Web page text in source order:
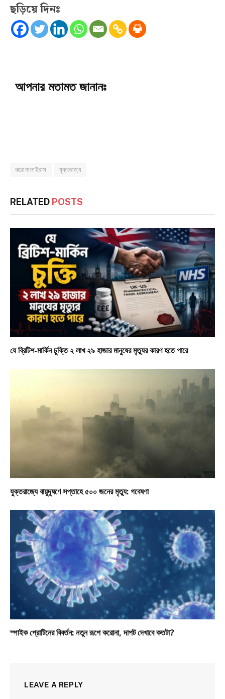
ছড়িয়ে দিনঃ
আপনার মতামত জানানঃ
করোনাভাইরাস যুক্তরাজ্য
RELATED POSTS
যে ব্রিটিশ-মার্কিন চুক্তি ২ লাখ ২৯ হাজার মানুষের মৃত্যুর কারণ হতে পারে
যুক্তরাজ্যে বায়ুদূষণে সপ্তাহে ৫০০ জনের মৃত্যু: গবেষণা
স্পাইক প্রোটিনের বিবর্তন: নতুন রূপে করোনা, দাপট দেখাবে কতটা?
LEAVE A REPLY